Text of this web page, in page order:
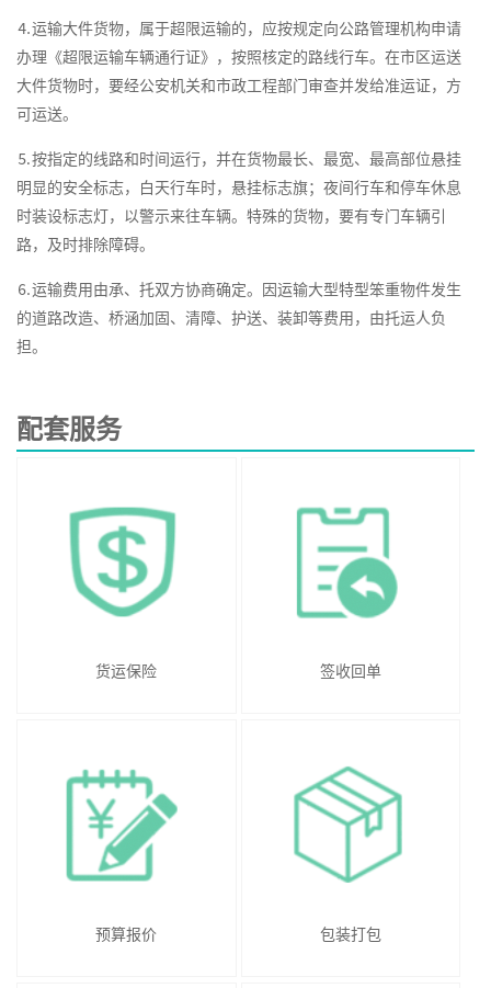
⒋运输大件货物，属于超限运输的，应按规定向公路管理机构申请
办理《超限运输车辆通行证》，按照核定的路线行车。在市区运送
大件货物时，要经公安机关和市政工程部门审查并发给准运证，方
可运送。
⒌按指定的线路和时间运行，并在货物最长、最宽、最高部位悬挂
明显的安全标志，白天行车时，悬挂标志旗；夜间行车和停车休息
时装设标志灯，以警示来往车辆。特殊的货物，要有专门车辆引
路，及时排除障碍。
⒍运输费用由承、托双方协商确定。因运输大型特型笨重物件发生
的道路改造、桥涵加固、清障、护送、装卸等费用，由托运人负
担。
配套服务
货运保险 签收回单
预算报价 包装打包